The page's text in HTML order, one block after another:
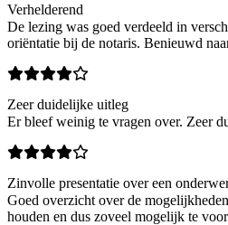
Verhelderend
De lezing was goed verdeeld in
oriëntatie bij de notaris. Benieuwd
Zeer duidelijke uitleg
Er bleef weinig te vragen over. Zeer
Zinvolle presentatie over een
Goed overzicht over de
houden en dus zoveel mogelijk te